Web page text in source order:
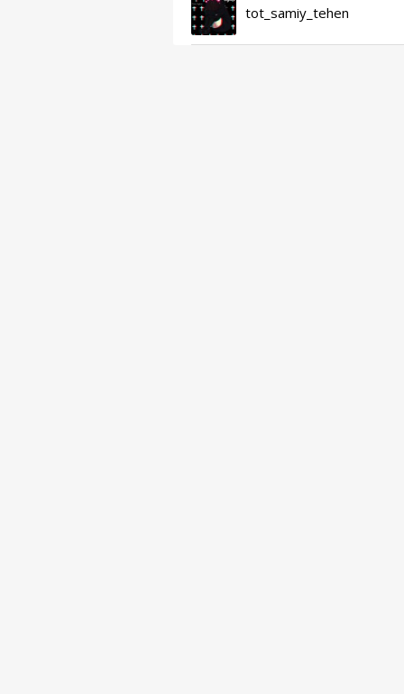
tot_samiy_tehen